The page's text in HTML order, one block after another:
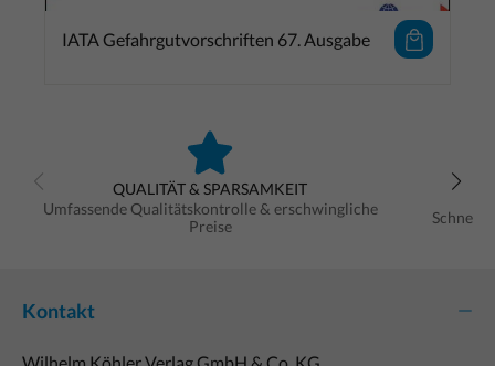
IATA Gefahrgutvorschriften 67. Ausgabe
QUALITÄT & SPARSAMKEIT
Umfassende Qualitätskontrolle & erschwingliche
Preise
Schnelle
Kontakt